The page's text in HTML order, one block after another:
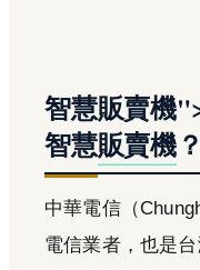
智慧販賣機
智慧販賣機？
中華電信（
電信業者，也是